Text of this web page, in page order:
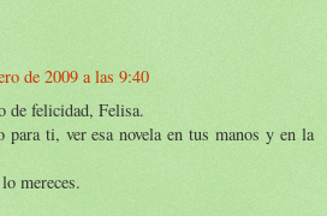
de 2009 a las 9:40
de felicidad, Felisa.
ti, ver esa novela en tus manos y en la
mereces.